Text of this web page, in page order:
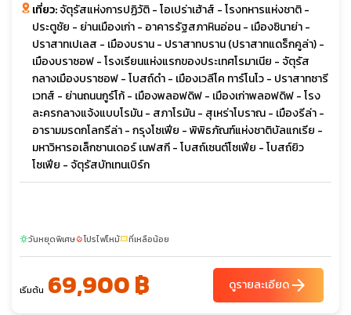
เที่ยว:จัตุรัสแห่งการปฏิวัติ - โอเปร่าเฮ้าส์ - โรงทหารแห่งชาติ -
ประตูชัย - ย่านเมืองเก่า - อาคารรัฐสภาหินอ่อน - เมืองซินาย่า -
ปราสาทเปเลส - เมืองบราน - ปราสาทบราน (ปราสาทแดร็กคูล่า) -
เมืองบราซอฟ - โรงเรียนแห่งแรกของประเทศโรมาเนีย - จัตุรัส
กลางเมืองบราซอฟ - โบสถ์ดำ - เมืองเวลีโค ทาร์โนโว - ปราสาทซารี
เวทส์ - ย่านถนนกูร์โก้ - เมืองพลอฟดิฟ - เมืองเก่าพลอฟดิฟ - โรง
ละครกลางแจ้งแบบโรมัน - สภาโรมัน - สุเหร่าโบราณ - เมืองรีล่า -
อารามมรดกโลกรีล่า - กรุงโซเฟีย - พิพิธภัณฑ์แห่งชาติบัลแกเรีย -
มหาวิหารอเล็กซานเดอร์ เนฟสกี - โบสถ์เซนต์โซเฟีย - โบสถ์ยิว
โซเฟีย - จัตุรัสบัทเทนเบิร์ก
sunnyวันหยุดพิเศษlocal_fire_departmentโปรไฟไหม้confirmation_numberที่เหลือน้อย
เริ่มต้น 69,900 ฿ ดูรายละเอียดarrow_forward